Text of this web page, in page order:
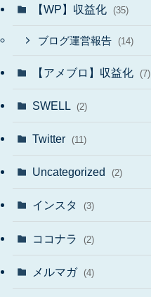
【WP】収益化 (35)
ブログ運営報告 (14)
【アメブロ】収益化 (7)
SWELL (2)
Twitter (11)
Uncategorized (2)
インスタ (3)
ココナラ (2)
メルマガ (4)